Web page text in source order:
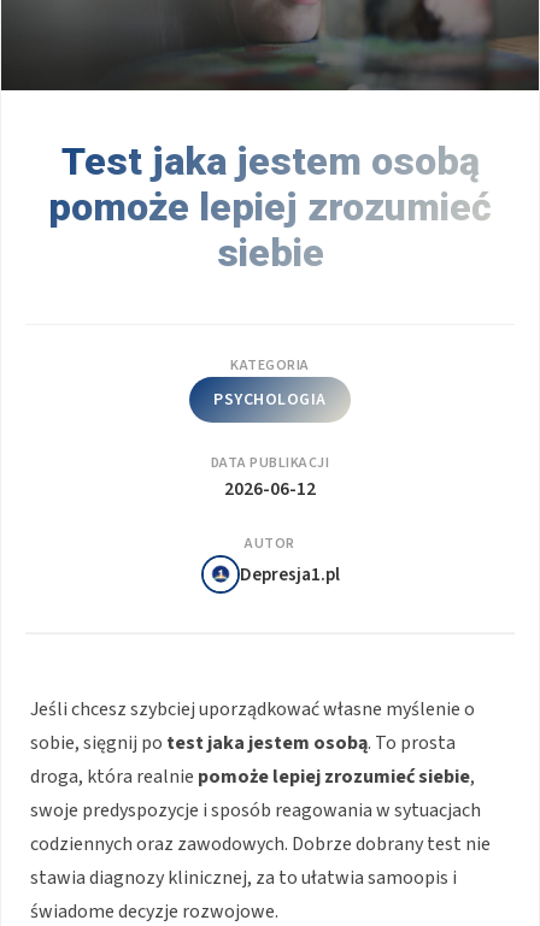
Test jaka jestem osobą
pomoże lepiej zrozumieć
siebie
KATEGORIA
PSYCHOLOGIA
DATA PUBLIKACJI
2026-06-12
AUTOR
Depresja1.pl
Jeśli chcesz szybciej uporządkować własne myślenie o
sobie, sięgnij po test jaka jestem osobą. To prosta
droga, która realnie pomoże lepiej zrozumieć siebie,
swoje predyspozycje i sposób reagowania w sytuacjach
codziennych oraz zawodowych. Dobrze dobrany test nie
stawia diagnozy klinicznej, za to ułatwia samoopis i
świadome decyzje rozwojowe.